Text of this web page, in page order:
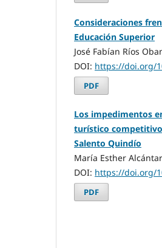
Consideraciones
Educación Superior
José Fabían Ríos
DOI: https://doi.org/
PDF
Los impedimentos
turístico competitivo
Salento Quindío
María Esther
DOI: https://doi.org/
PDF